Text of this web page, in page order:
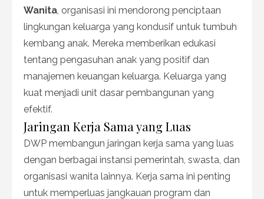
Wanita , organisasi ini mendorong penciptaan
lingkungan keluarga yang kondusif untuk tumbuh
kembang anak. Mereka memberikan edukasi
tentang pengasuhan anak yang positif dan
manajemen keuangan keluarga. Keluarga yang
kuat menjadi unit dasar pembangunan yang
efektif.
Jaringan Kerja Sama yang Luas
DWP membangun jaringan kerja sama yang luas
dengan berbagai instansi pemerintah, swasta, dan
organisasi wanita lainnya. Kerja sama ini penting
untuk memperluas jangkauan program dan